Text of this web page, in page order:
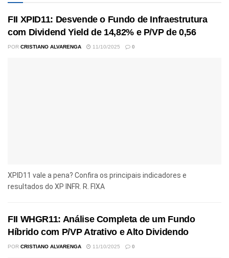
FII XPID11: Desvende o Fundo de Infraestrutura
com Dividend Yield de 14,82% e P/VP de 0,56
POR CRISTIANO ALVARENGA 11/10/2025 0
XPID11 vale a pena? Confira os principais indicadores e
resultados do XP INFR. R. FIXA
FII WHGR11: Análise Completa de um Fundo
Híbrido com P/VP Atrativo e Alto Dividendo
POR CRISTIANO ALVARENGA 11/10/2025 0